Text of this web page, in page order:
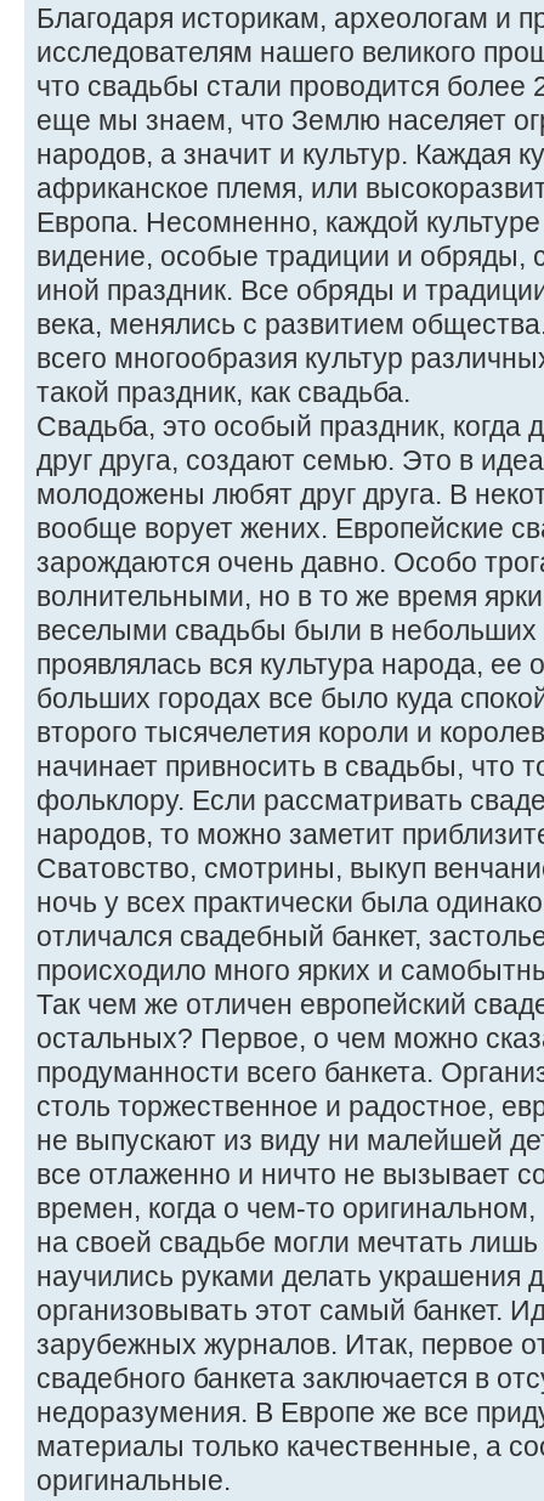
Благодаря историкам, археологам и
исследователям нашего великого
что свадьбы стали проводится более
еще мы знаем, что Землю населяет
народов, а значит и культур. Каждая
африканское племя, или
Европа. Несомненно, каждой
видение, особые традиции и обряды,
иной праздник. Все обряды и
века, менялись с развитием
всего многообразия культур
такой праздник, как свадьба.
Свадьба, это особый праздник, когда
друг друга, создают семью. Это в
молодожены любят друг друга. В
вообще ворует жених. Европейские
зарождаются очень давно. Особо
волнительными, но в то же время
веселыми свадьбы были в
проявлялась вся культура народа,
больших городах все было куда
второго тысячелетия короли и
начинает привносить в свадьбы, что
фольклору. Если рассматривать
народов, то можно заметит
Сватовство, смотрины, выкуп
ночь у всех практически была
отличался свадебный банкет,
происходило много ярких и
Так чем же отличен европейский
остальных? Первое, о чем можно
продуманности всего банкета.
столь торжественное и радостное,
не выпускают из виду ни малейшей
все отлаженно и ничто не вызывает
времен, когда о чем-то
на своей свадьбе могли мечтать
научились руками делать украшения
организовывать этот самый банкет.
зарубежных журналов. Итак, первое
свадебного банкета заключается в
недоразумения. В Европе же все
материалы только качественные, а
оригинальные.